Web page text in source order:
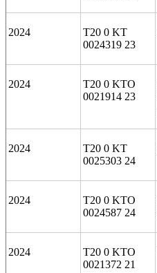
2024
T20 0 KT
0024319 23
2024
T20 0 KTO
0021914 23
2024
T20 0 KT
0025303 24
2024
T20 0 KTO
0024587 24
2024
T20 0 KTO
0021372 21